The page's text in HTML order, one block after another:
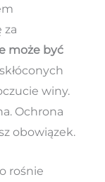
za
może być
winy.
Ochrona
obowiązek.
rośnie